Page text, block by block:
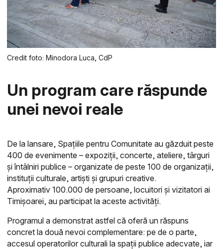
Credit foto: Minodora Luca, CdP
Un program care răspunde
unei nevoi reale
De la lansare, Spațiile pentru Comunitate au găzduit peste
400 de evenimente – expoziții, concerte, ateliere, târguri
și întâlniri publice – organizate de peste 100 de organizații,
instituții culturale, artiști și grupuri creative.
Aproximativ 100.000 de persoane, locuitori și vizitatori ai
Timișoarei, au participat la aceste activități.
Programul a demonstrat astfel că oferă un răspuns
concret la două nevoi complementare: pe de o parte,
accesul operatorilor culturali la spații publice adecvate, iar